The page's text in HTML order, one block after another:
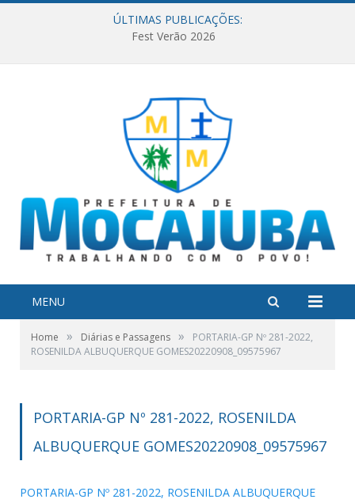
ÚLTIMAS PUBLICAÇÕES:
Fest Verão 2026
MENU
Home » Diárias e Passagens »
PORTARIA-GP Nº 281-2022,
ROSENILDA ALBUQUERQUE GOMES20220908_09575967
PORTARIA-GP Nº 281-2022, ROSENILDA
ALBUQUERQUE GOMES20220908_09575967
PORTARIA-GP Nº 281-2022, ROSENILDA ALBUQUERQUE